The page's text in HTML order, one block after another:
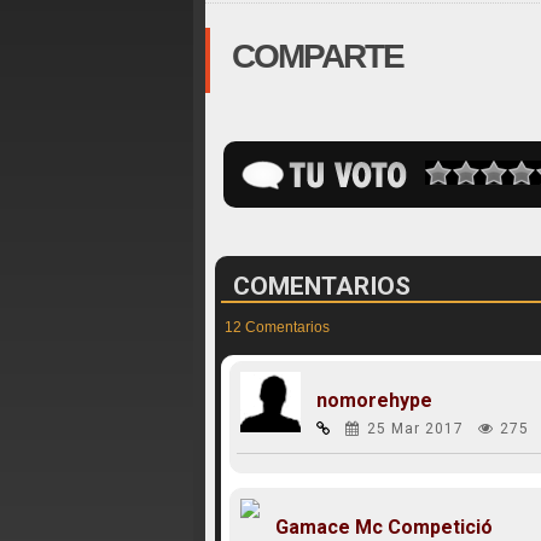
COMPARTE
COMENTARIOS
12 Comentarios
nomorehype
25 Mar 2017 275
Gamace Mc Competició